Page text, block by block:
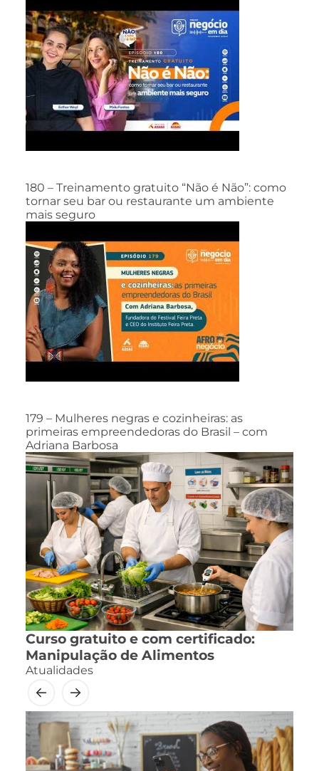
180 – Treinamento gratuito “Não é Não”: como
tornar seu bar ou restaurante um ambiente
mais seguro
179 – Mulheres negras e cozinheiras: as
primeiras empreendedoras do Brasil – com
Adriana Barbosa
Curso gratuito e com certificado:
Manipulação de Alimentos
Atualidades